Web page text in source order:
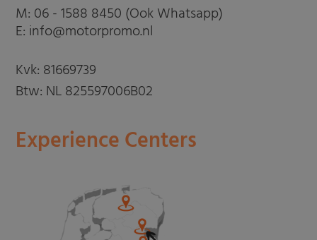
M: 06 - 1588 8450 (Ook Whatsapp)
E: info@motorpromo.nl
Kvk: 81669739
Btw: NL 825597006B02
Experience Centers